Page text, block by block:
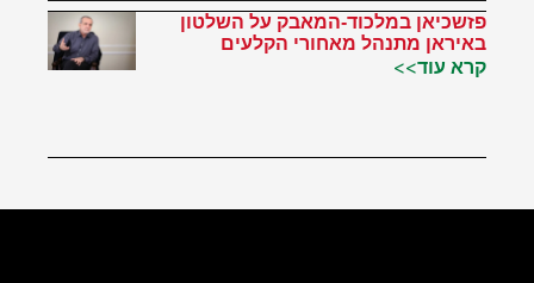
פזשכיאן במלכוד-המאבק על השלטון
באיראן מתנהל מאחורי הקלעים
קרא עוד>>